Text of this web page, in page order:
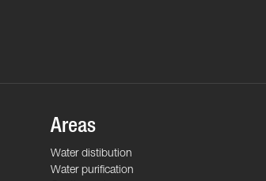
Areas
Water distibution
Water purification